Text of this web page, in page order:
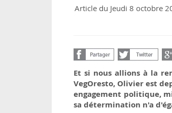
Article du Jeudi 8 octobre
Et si nous allions à la
VegOresto, Olivier est
engagement politique,
sa détermination n'a